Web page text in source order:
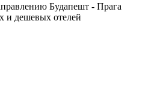
Будапешт - Прага
и дешевых отелей